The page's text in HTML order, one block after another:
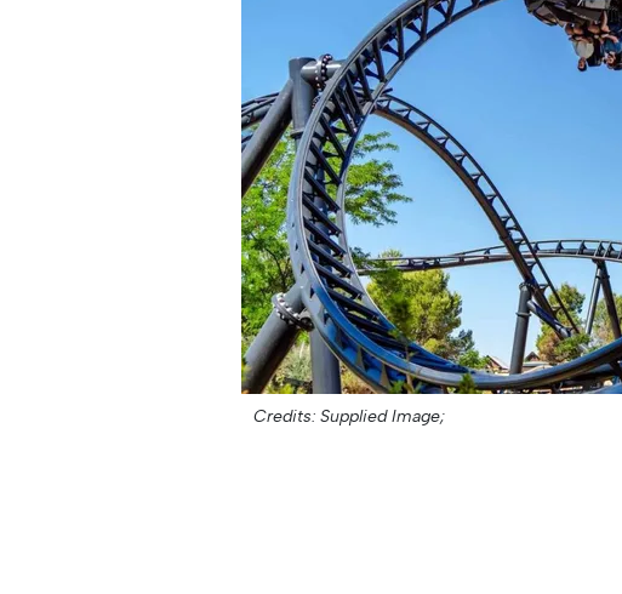
Credits: Supplied Image;